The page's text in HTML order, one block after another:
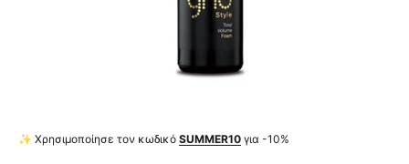
✨ Χρησιμοποίησε τον κωδικό SUMMER10 για -10%